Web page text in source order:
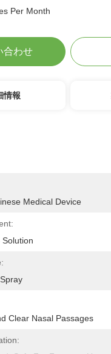
Per Month
合わせ
情報
Medical Device
Clear Nasal Passages